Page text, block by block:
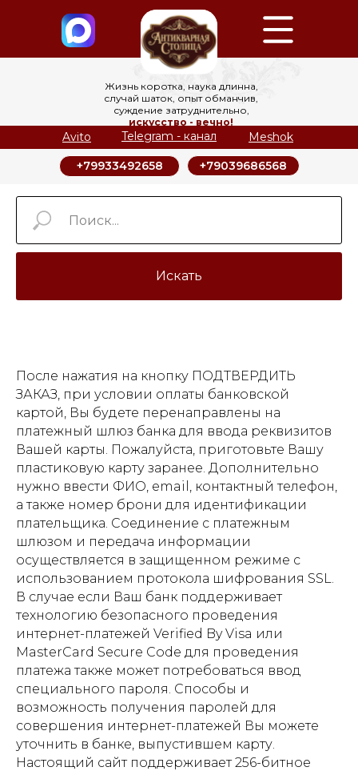
Жизнь коротка, наука длинна,
случай шаток, опыт обманчив,
суждение затруднительно,
искусство - вечно!
+79039686568
+79933492658
Meshok
Avito Telegram - канал
Искать
После нажатия на кнопку ПОДТВЕРДИТЬ
ЗАКАЗ, при условии оплаты банковской
картой, Вы будете перенаправлены на
платежный шлюз банка для ввода реквизитов
Вашей карты. Пожалуйста, приготовьте Вашу
пластиковую карту заранее. Дополнительно
нужно ввести ФИО, email, контактный телефон,
а также номер брони для идентификации
плательщика. Соединение с платежным
шлюзом и передача информации
осуществляется в защищенном режиме с
использованием протокола шифрования SSL.
В случае если Ваш банк поддерживает
технологию безопасного проведения
интернет-платежей Verified By Visa или
MasterCard Secure Code для проведения
платежа также может потребоваться ввод
специального пароля. Способы и
возможность получения паролей для
совершения интернет-платежей Вы можете
уточнить в банке, выпустившем карту.
Настоящий сайт поддерживает 256-битное